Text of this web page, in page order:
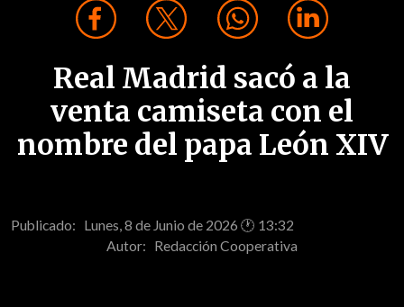
Real Madrid sacó a la
venta camiseta con el
nombre del papa León XIV
Publicado: Lunes, 8 de Junio de 2026 🕐 13:32
Autor: Redacción Cooperativa